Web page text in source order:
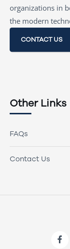
organizations in
the modern
CONTACT US
Other Links
FAQs
Contact Us